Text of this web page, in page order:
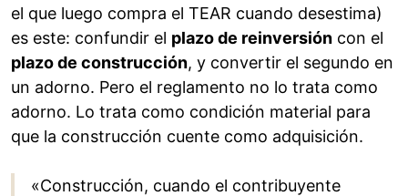
el que luego compra el TEAR cuando desestima)
es este: confundir el plazo de reinversión con el
plazo de construcción, y convertir el segundo en
un adorno. Pero el reglamento no lo trata como
adorno. Lo trata como condición material para
que la construcción cuente como adquisición.
«Construcción, cuando el contribuyente